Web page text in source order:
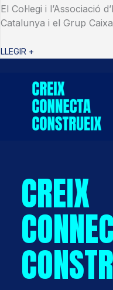
El Col·legi i l’Associació
Catalunya i el Grup
LLEGIR +
CREIX